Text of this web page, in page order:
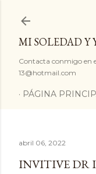
MI SOLEDAD Y
Contacta conmigo en
13@hotmail.com
PÁGINA
abril 06, 2022
INVITIVE DR